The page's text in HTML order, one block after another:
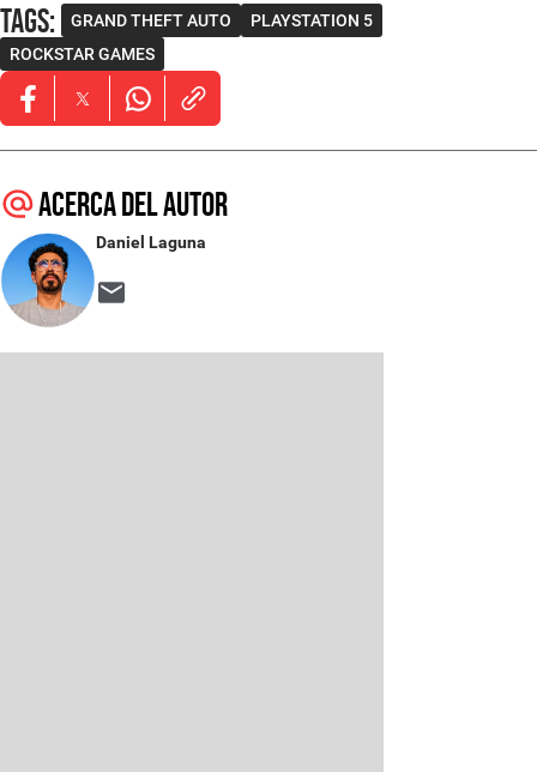
Tags: GRAND THEFT AUTO
PLAYSTATION 5
ROCKSTAR GAMES
Opens in new window
Opens in new window
Opens in new window
Acerca del autor
Daniel Laguna